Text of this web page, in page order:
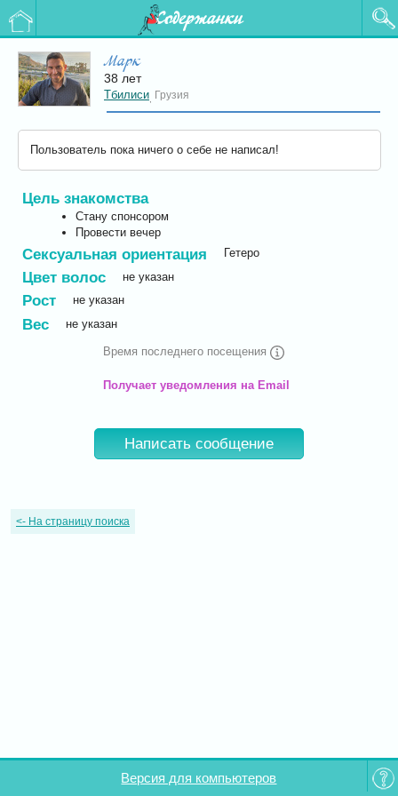
Содержанки
Марк
38 лет
Тбилиси Грузия
Пользователь пока ничего о себе не написал!
Цель знакомства
Стану спонсором
Провести вечер
Сексуальная ориентация Гетеро
Цвет волос не указан
Рост не указан
Вес не указан
Время последнего посещения
Получает уведомления на Email
Написать сообщение
<- На страницу поиска
Версия для компьютеров